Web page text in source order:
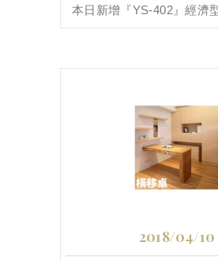
本日新增『YS-402』經濟
2018/04/10